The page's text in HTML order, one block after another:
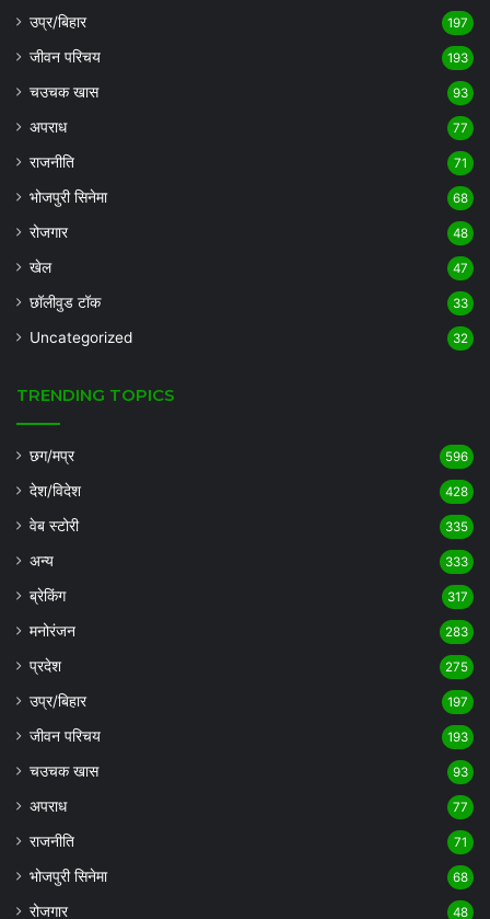
उप्र/बिहार 197
जीवन परिचय 193
चउचक खास 93
अपराध 77
राजनीति 71
भोजपुरी सिनेमा 68
रोजगार 48
खेल 47
छॉलीवुड टॉक 33
Uncategorized 32
TRENDING TOPICS
छग/मप्र 596
देश/विदेश 428
वेब स्टोरी 335
अन्य 333
ब्रेकिंग 317
मनोरंजन 283
प्रदेश 275
उप्र/बिहार 197
जीवन परिचय 193
चउचक खास 93
अपराध 77
राजनीति 71
भोजपुरी सिनेमा 68
रोजगार 48